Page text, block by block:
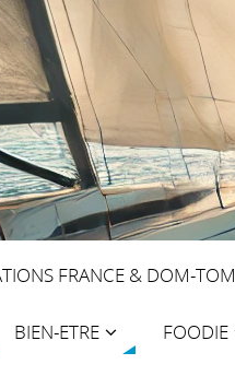
FRANCE & DOM-TOM
BIEN-ETRE FOODIE